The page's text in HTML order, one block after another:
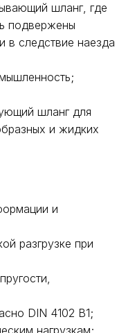
шланг, где
подвержены
в следствие наезда
шланг для
и жидких
и
разгрузке при
DIN 4102 B1;